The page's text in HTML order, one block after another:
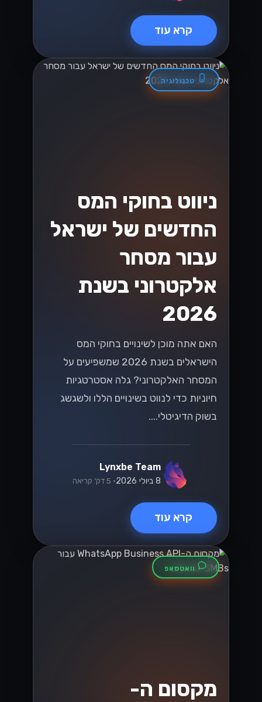
קרא עוד
טכנולוגיה
ניווט בחוקי המס
החדשים של ישראל
עבור מסחר
אלקטרוני בשנת
2026
האם אתה מוכן לשינויים בחוקי המס
הישראלים בשנת 2026 שמשפיעים על
המסחר האלקטרוני? גלה אסטרטגיות
חיוניות כדי לנווט בשינויים הללו ולשגשג
בשוק הדיגיטלי....
Lynxbe Team
8 ביולי 2026 • 5 דק׳ קריאה
קרא עוד
וואטסאפ
מקסום ה-